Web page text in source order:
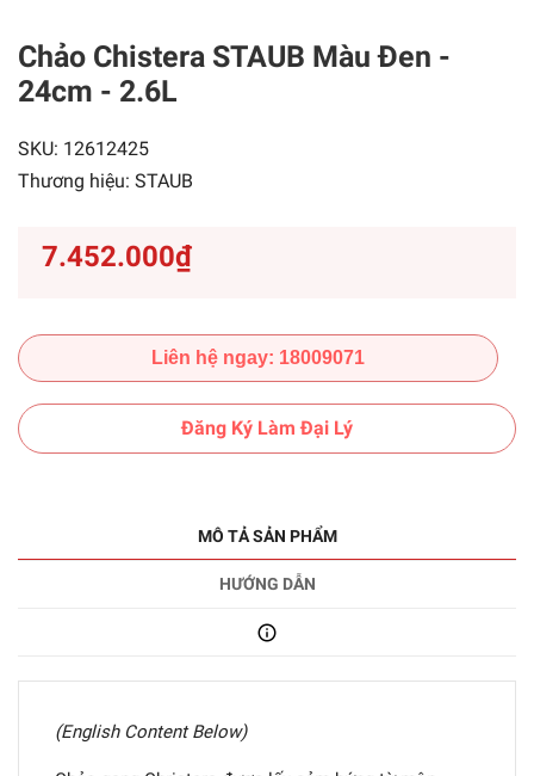
Chảo Chistera STAUB Màu Đen -
24cm - 2.6L
SKU: 12612425
Thương hiệu: STAUB
7.452.000₫
Liên hệ ngay: 18009071
Đăng Ký Làm Đại Lý
MÔ TẢ SẢN PHẨM
HƯỚNG DẪN
(English Content Below)